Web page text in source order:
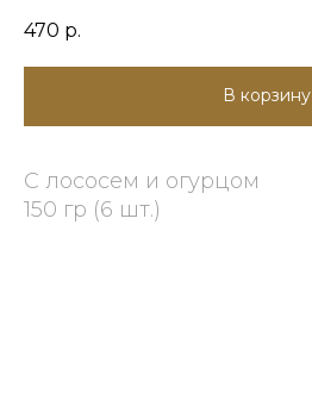
470 р.
В корзину
С лососем и огурцом
150 гр (6 шт.)